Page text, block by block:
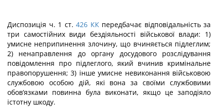
Диспозиція ч. 1 ст. 426 ККпередбачає відповідальність за
три самостійних види бездіяльності військової влади: 1)
умисне неприпинення злочину, що вчиняється під­леглим;
2) ненаправлення до органу досудового розслідування
повідомлення про підлеглого, який вчинив кримінальне
правопорушення; 3) інше умисне невиконання військовою
службовою особою дій, які вона за своїми службовими
обов’язками повинна була виконати, якщо це заподіяло
істотну шкоду.